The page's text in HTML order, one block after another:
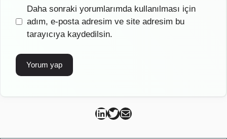
İnternet
sitesi
Daha sonraki yorumlarımda kullanılması için
adım, e-posta adresim ve site adresim bu
tarayıcıya kaydedilsin.
Can Kütahya Linkedin
Can Kütahya Twitter
Can Kütahya Mail